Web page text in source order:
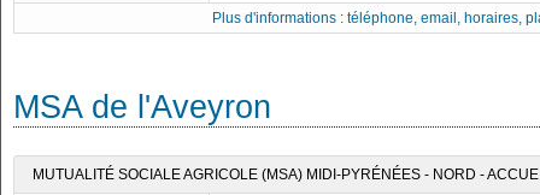
Plus d'informations : téléphone, email, horaires,
MSA de l'Aveyron
MUTUALITÉ SOCIALE AGRICOLE (MSA) MIDI-PYRÉNÉES - NORD -